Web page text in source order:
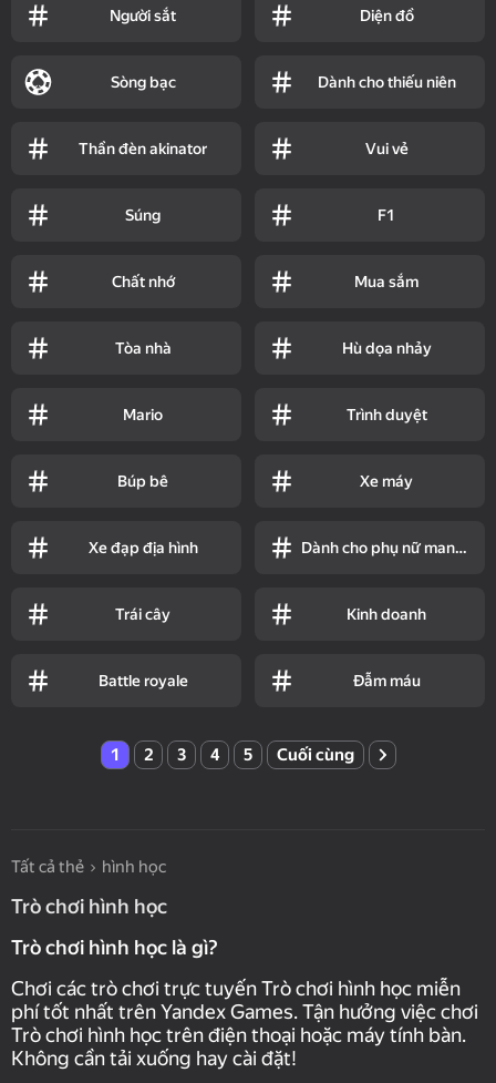
Người sắt Diện đồ
Sòng bạc Dành cho thiếu niên
Thần đèn akinator Vui vẻ
Súng F1
Chất nhớ Mua sắm
Tòa nhà Hù dọa nhảy
Mario Trình duyệt
Búp bê Xe máy
Xe đạp địa hình Dành cho phụ nữ mang thai
Trái cây Kinh doanh
Battle royale Đẫm máu
1 2 3 4 5 Cuối cùng
Tất cả thẻ hình học
Trò chơi hình học
Trò chơi hình học là gì?
Chơi các trò chơi trực tuyến Trò chơi hình học miễn
phí tốt nhất trên Yandex Games. Tận hưởng việc chơi
Trò chơi hình học trên điện thoại hoặc máy tính bàn.
Không cần tải xuống hay cài đặt!